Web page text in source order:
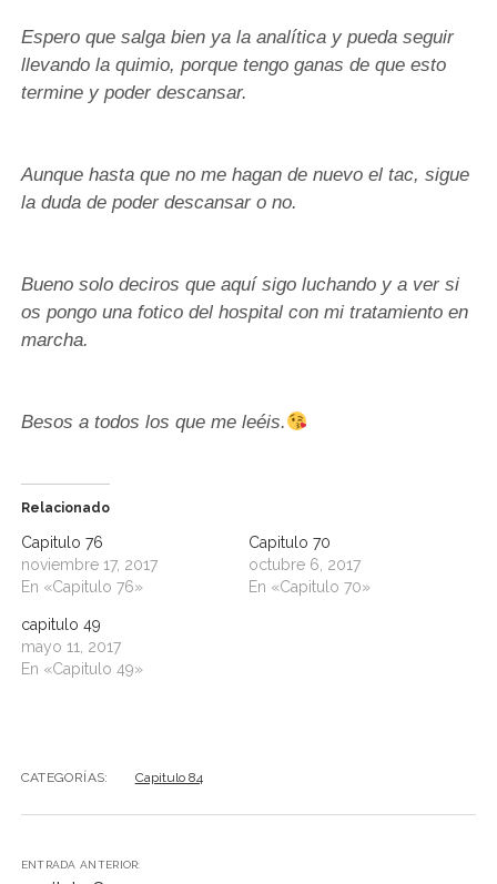
Espero que salga bien ya la analítica y pueda seguir
llevando la quimio, porque tengo ganas de que esto
termine y poder descansar.
Aunque hasta que no me hagan de nuevo el tac, sigue
la duda de poder descansar o no.
Bueno solo deciros que aquí sigo luchando y a ver si
os pongo una fotico del hospital con mi tratamiento en
marcha.
Besos a todos los que me leéis.
Relacionado
Capitulo 76
noviembre 17, 2017
En «Capitulo 76»
Capitulo 70
octubre 6, 2017
En «Capitulo 70»
capitulo 49
mayo 11, 2017
En «Capitulo 49»
CATEGORÍAS: Capitulo 84
ENTRADA ANTERIOR: